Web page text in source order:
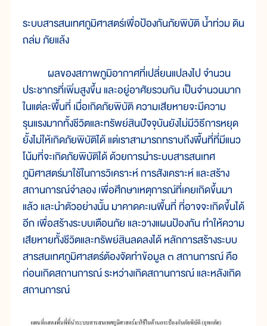
ระบบสารสนเทศภูมิศาสตร์เพื่อป้องกันภัยพิบัติ น้ำท่วม ดิน
ถล่ม ภัยแล้ง
ผลของสภาพภูมิอากาศที่เปลี่ยนแปลงไป จำนวน
ประชากรที่เพิ่มสูงขึ้น และอยู่อาศัยรวมกัน เป็นจำนวนมาก
ในแต่ละพื้นที่ เมื่อเกิดภัยพิบัติ ความเสียหายจะมีความ
รุนแรงมากทั้งชีวิตและทรัพย์สินปัจจุบันยังไม่มีวิธีการหยุด
ยั้งไม่ให้เกิดภัยพิบัติได้ แต่เราสามารถทราบถึงพื้นที่ที่มีแนว
โน้มที่จะเกิดภัยพิบัติได้ ด้วยการนำระบบสารสนเทศ
ภูมิศาสตร์มาใช้ในการวิเคราะห์ การสังเคราะห์ และสร้าง
สถานการณ์จำลอง เพื่อศึกษาเหตุการณ์ที่เคยเกิดขึ้นมา
แล้ว และนำตัวอย่างนั้น มาคาดคะเนพื้นที่ ที่อาจจะเกิดขึ้นได้
อีก เพื่อสร้างระบบเตือนภัย และวางแผนป้องกัน ทำให้ความ
เสียหายทั้งชีวิตและทรัพย์สินลดลงได้ หลักการสร้างระบบ
สารสนเทศภูมิศาสตร์ต้องจัดทำข้อมูล ๓ สถานการณ์ คือ
ก่อนเกิดสถานการณ์ ระหว่างเกิดสถานการณ์ และหลังเกิด
สถานการณ์